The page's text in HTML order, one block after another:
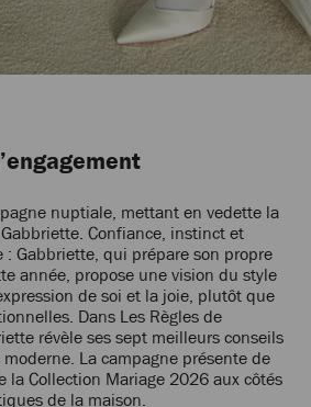
nuptiale, mettant en vedette la
Confiance, instinct et
Gabbriette, qui prépare son propre
année, propose une vision du style
de soi et la joie, plutôt que
Dans Les Règles de
révèle ses sept meilleurs conseils
La campagne présente de
la Collection Mariage 2026 aux côtés
de la maison.